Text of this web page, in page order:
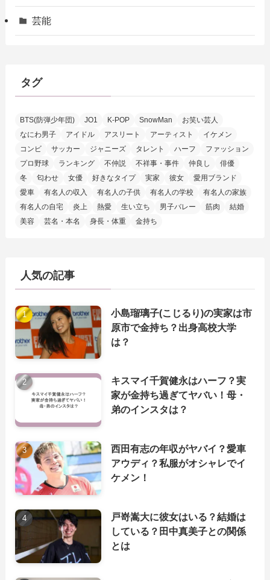
芸能
タグ
BTS(防弾少年団) JO1 K-POP SnowMan
お笑い芸人
なにわ男子
アイドル アスリート アーティスト
イケメン
コンビ
サッカー ジャニーズ タレント ハーフ
ファッション
プロ野球
ランキング 不仲説 不祥事・事件 仲良し
俳優
冬
匂わせ 女優 好きなタイプ 実家 彼女
愛用ブランド
愛車
有名人の収入 有名人の子供 有名人の学校
有名人の家族
有名人の自宅
炎上 熱愛 生い立ち 男子バレー 筋肉
結婚
美容
芸名・本名 身長・体重 金持ち
人気の記事
小島瑠璃子(こじるり)の実家は市
原市で金持ち？出身高校大学
は？
キスマイ千賀健永はハーフ？実
家が金持ち過ぎてヤバい！母・
弟のインスタは？
西田有志の年収がヤバイ？愛車
アウディ？私服がオシャレでイ
ケメン！
戸嵜嵩大に彼女はいる？結婚は
している？田中真美子との関係
とは